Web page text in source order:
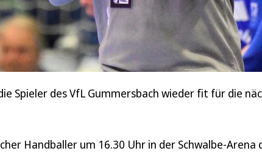
Spieler des VfL Gummersbach wieder fit für die
Handballer um 16.30 Uhr in der Schwalbe-Arena